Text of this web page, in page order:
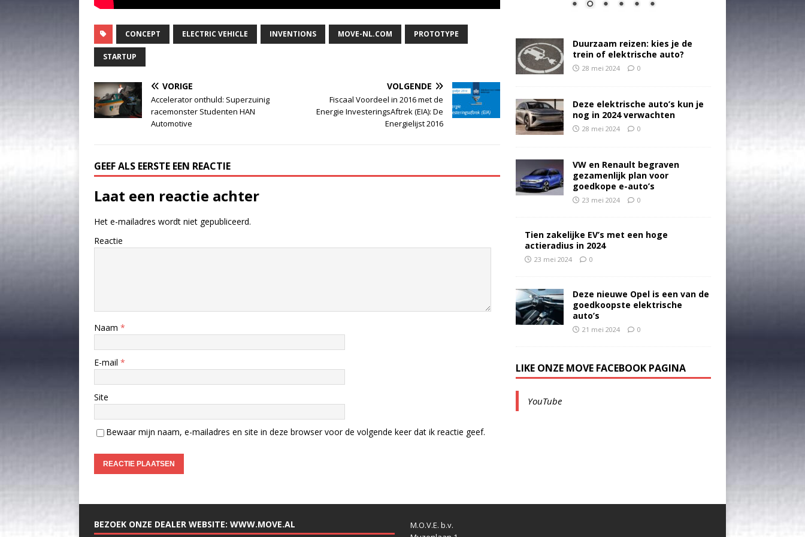
CONCEPT ELECTRIC VEHICLE INVENTIONS MOVE-NL.COM PROTOTYPE
STARTUP
VORIGE
Accelerator onthuld: Superzuinig
racemonster Studenten HAN
Automotive
VOLGENDE
Fiscaal Voordeel in 2016 met de
Energie InvesteringsAftrek (EIA): De
Energielijst 2016
GEEF ALS EERSTE EEN REACTIE
Laat een reactie achter
Het e-mailadres wordt niet gepubliceerd.
Reactie
Naam *
E-mail *
Site
Bewaar mijn naam, e-mailadres en site in deze browser voor de volgende keer dat ik reactie geef.
Duurzaam reizen: kies je de
trein of elektrische auto?
28 mei 2024 0
Deze elektrische auto’s kun je
nog in 2024 verwachten
28 mei 2024 0
VW en Renault begraven
gezamenlijk plan voor
goedkope e-auto’s
23 mei 2024 0
Tien zakelijke EV’s met een hoge
actieradius in 2024
23 mei 2024 0
Deze nieuwe Opel is een van de
goedkoopste elektrische
auto’s
21 mei 2024 0
LIKE ONZE MOVE FACEBOOK PAGINA
YouTube
BEZOEK ONZE DEALER WEBSITE: WWW.MOVE.AL
M.O.V.E. b.v.